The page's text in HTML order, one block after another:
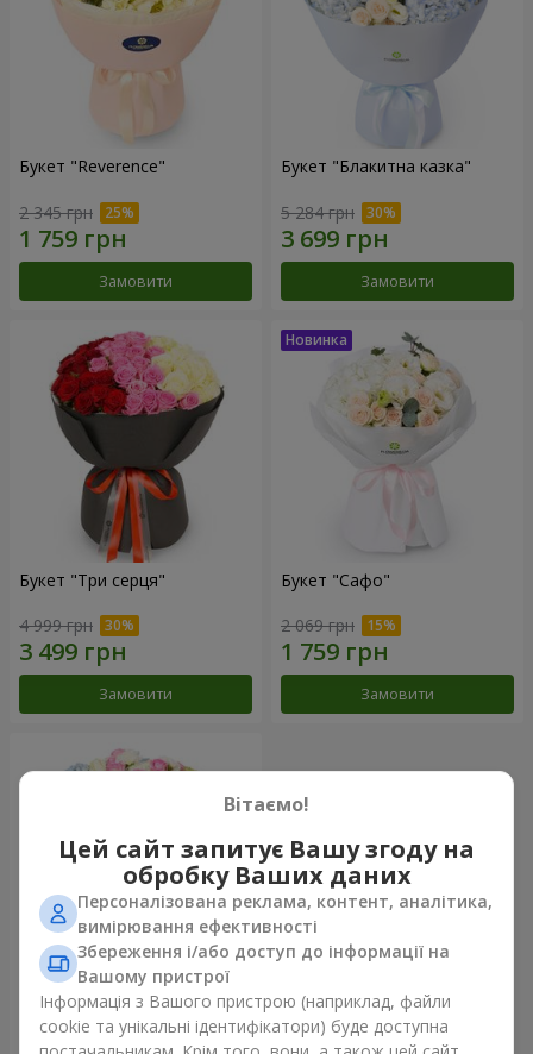
Букет "Reverence"
2 345 грн
Замовити
Букет "Блакитна казка"
5 284 грн
Замовити
Букет "Три серця"
4 999 грн
Замовити
Букет "Сафо"
2 069 грн
Замовити
Букет "Tarnis"
6 306 грн
Вітаємо!
Цей сайт запитує Вашу згоду на
обробку Ваших даних
Персоналізована реклама, контент, аналітика,
вимірювання ефективності
Збереження і/або доступ до інформації на
Вашому пристрої
Інформація з Вашого пристрою (наприклад, файли
cookie та унікальні ідентифікатори) буде доступна